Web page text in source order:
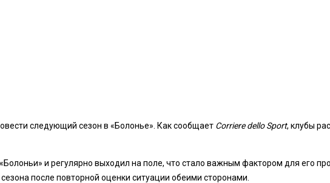
следующий сезон в «Болонье». Как сообщает Corriere dello Sport, клубы
и регулярно выходил на поле, что стало важным фактором для его
после повторной оценки ситуации обеими сторонами.